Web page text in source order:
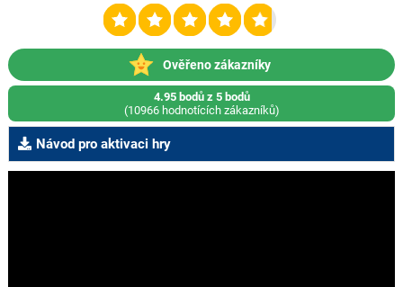
Ověřeno zákazníky
4.95 bodů z 5 bodů
(10966 hodnotících zákazníků)
Návod pro aktivaci hry